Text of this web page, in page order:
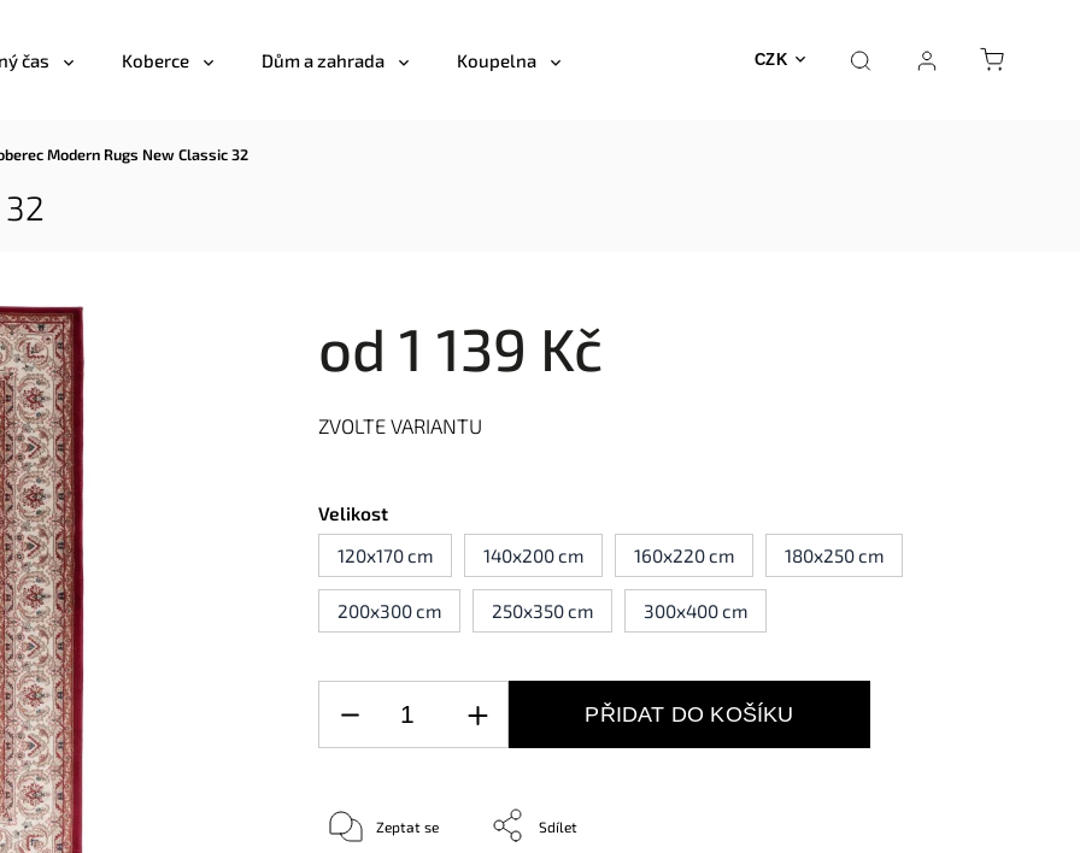
CZK
čas Koberce Dům a zahrada Koupelna Posilovna a fitness Fyzioterapie
Modern Rugs New Classic 32
od 1 139 Kč
Velikost
120x170 cm
140x200 cm 160x220 cm 180x250 cm
200x300 cm 250x350 cm 300x400 cm
ZVOLTE VARIANTU
PŘIDAT DO KOŠÍKU
Zeptat se Sdílet